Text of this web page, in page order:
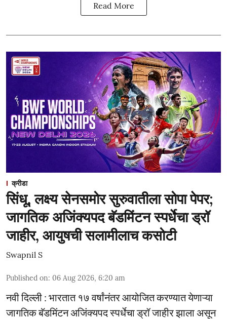
Read More
क्रीडा
सिंधू, लक्ष्य सेनसमोर सुरुवातीला सोपा पेपर;
जागतिक अजिंक्यपद बॅडमिंटन स्पर्धेचा ड्रॉ
जाहीर, आयुषची सलामीलाच कसोटी
Swapnil S
Published on: 06 Aug 2026, 6:20 am
नवी दिल्ली : भारतात १७ वर्षांनंतर आयोजित करण्यात येणाऱ्या
जागतिक बॅडमिंटन अजिंक्यपद स्पर्धेचा ड्रॉ जाहीर झाला असून